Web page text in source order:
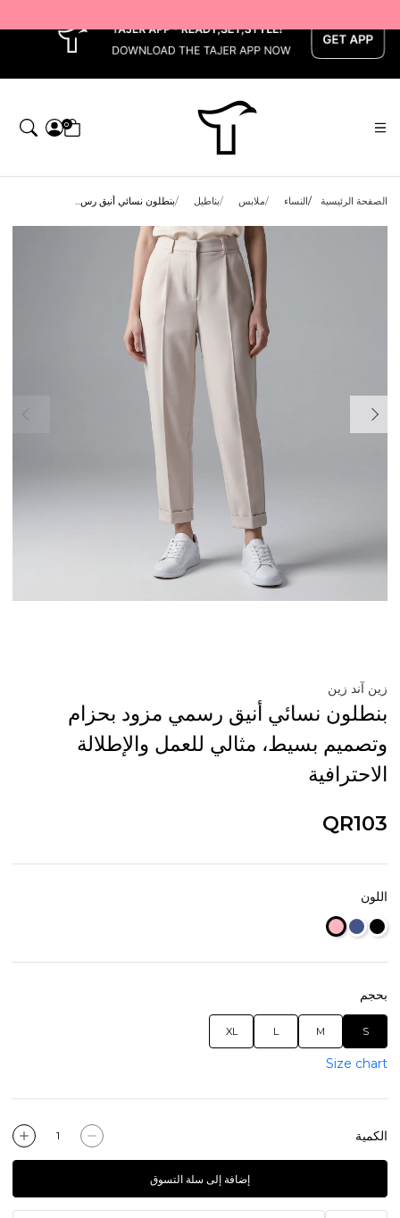
0
الصفحة الرئيسية النساء ملابس بناطيل بنطلون نسائي أنيق رس...
زين آند زين
بنطلون نسائي أنيق رسمي مزود بحزام
وتصميم بسيط، مثالي للعمل والإطلالة
الاحترافية
QR103
اللون
بحجم
S
M
L
XL
Size chart
الكمية
إضافة إلى سلة التسوق